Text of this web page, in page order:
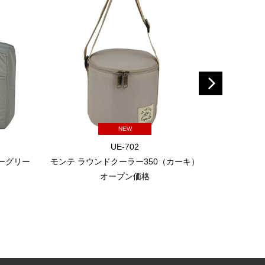
グリー
NEW
UE-702
モンテ ラウンドクーラー350（カーキ）
オープン価格